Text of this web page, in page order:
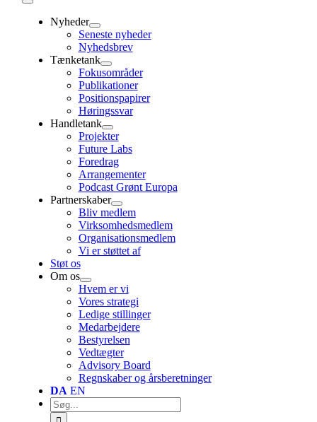
Toggle
NavigationNyheder
Seneste nyheder
Nyhedsbrev
Tænketank
Fokusområder
Publikationer
Positionspapirer
Høringssvar
Handletank
Projekter
Future Labs
Foredrag
Arrangementer
Podcast Grønt Europa
Partnerskaber
Bliv medlem
Virksomhedsmedlem
Organisationsmedlem
Vi er støttet af
Støt os
Om os
Hvem er vi
Vores strategi
Ledige stillinger
Medarbejdere
Bestyrelsen
Vedtægter
Advisory Board
Regnskaber og årsberetninger
DA EN
Søg
efter: